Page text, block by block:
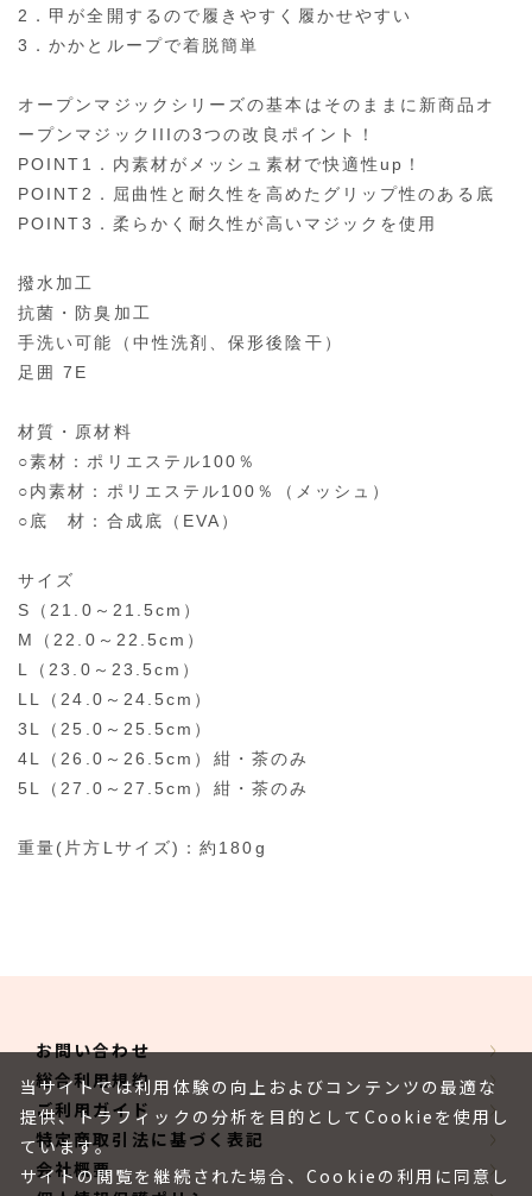
2．甲が全開するので履きやすく履かせやすい
3．かかとループで着脱簡単
オープンマジックシリーズの基本はそのままに新商品オ
ープンマジックIIIの3つの改良ポイント！
POINT1．内素材がメッシュ素材で快適性up！
POINT2．屈曲性と耐久性を高めたグリップ性のある底
POINT3．柔らかく耐久性が高いマジックを使用
撥水加工
抗菌・防臭加工
手洗い可能（中性洗剤、保形後陰干）
足囲 7E
材質・原材料
○素材：ポリエステル100％
○内素材：ポリエステル100％（メッシュ）
○底 材：合成底（EVA）
サイズ
S（21.0～21.5cm）
M（22.0～22.5cm）
L（23.0～23.5cm）
LL（24.0～24.5cm）
3L（25.0～25.5cm）
4L（26.0～26.5cm）紺・茶のみ
5L（27.0～27.5cm）紺・茶のみ
重量(片方Lサイズ)：約180g
お問い合わせ
総合利用規約
ご利用ガイド
特定商取引法に基づく表記
会社概要
当サイトでは利用体験の向上およびコンテンツの最適な
提供、トラフィックの分析を目的としてCookieを使用し
ています。
サイトの閲覧を継続された場合、Cookieの利用に同意し